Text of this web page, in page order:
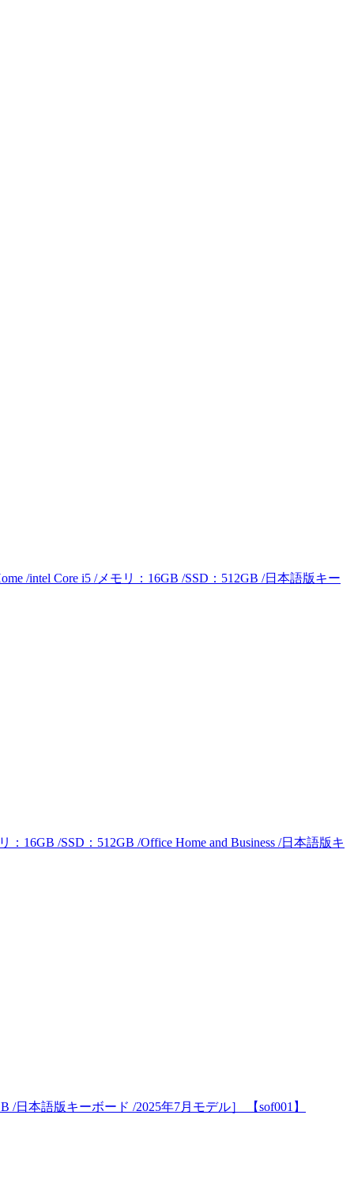
/intel Core i5 /メモリ：16GB /SSD：512GB /日本語版キー
16GB /SSD：512GB /Office Home and Business /日本語版キ
/日本語版キーボード /2025年7月モデル］ 【sof001】